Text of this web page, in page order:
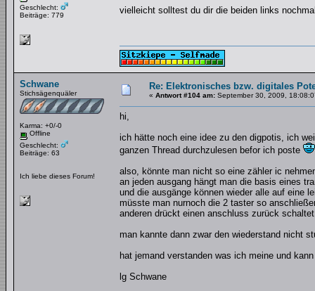
Geschlecht:
Beiträge: 779
vielleicht solltest du dir die beiden links
Schwane
Stichsägenquäler
Karma: +0/-0
Offline
Geschlecht:
Beiträge: 63
Ich liebe dieses Forum!
Re: Elektronisches bzw. digitales
« Antwort #104 am: September 30, 2009,
hi,
ich hätte noch eine idee zu den digpotis, ich
ganzen Thread durchzulesen befor ich poste
also, könnte man nicht so eine zähler ic
an jeden ausgang hängt man die basis eines
und die ausgänge können wieder alle auf eine
müsste man nurnoch die 2 taster so
anderen drückt einen anschluss zurück
man kannte dann zwar den wiederstand nicht
hat jemand verstanden was ich meine und
lg Schwane